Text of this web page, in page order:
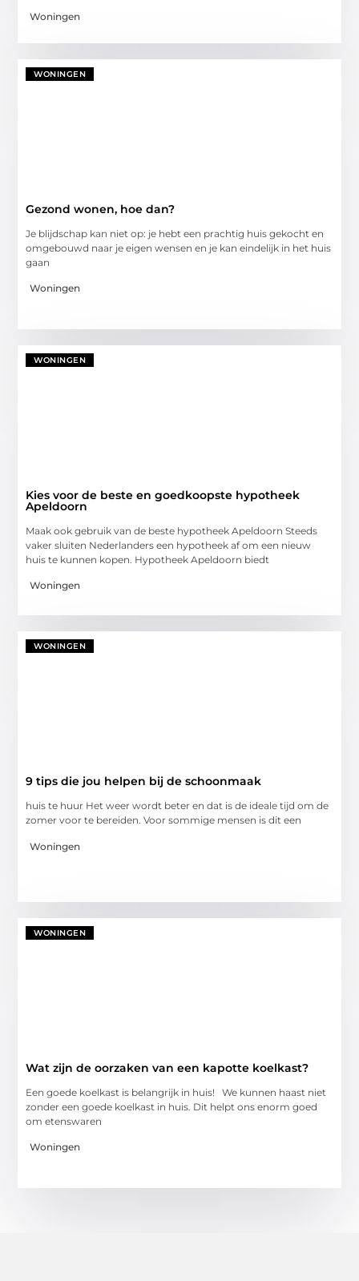
Woningen
WONINGEN
Gezond wonen, hoe dan?
Je blijdschap kan niet op: je hebt een prachtig huis gekocht en
omgebouwd naar je eigen wensen en je kan eindelijk in het huis
gaan
Woningen
WONINGEN
Kies voor de beste en goedkoopste hypotheek
Apeldoorn
Maak ook gebruik van de beste hypotheek Apeldoorn Steeds
vaker sluiten Nederlanders een hypotheek af om een nieuw
huis te kunnen kopen. Hypotheek Apeldoorn biedt
Woningen
WONINGEN
9 tips die jou helpen bij de schoonmaak
huis te huur Het weer wordt beter en dat is de ideale tijd om de
zomer voor te bereiden. Voor sommige mensen is dit een
Woningen
WONINGEN
Wat zijn de oorzaken van een kapotte koelkast?
Een goede koelkast is belangrijk in huis! We kunnen haast niet
zonder een goede koelkast in huis. Dit helpt ons enorm goed
om etenswaren
Woningen